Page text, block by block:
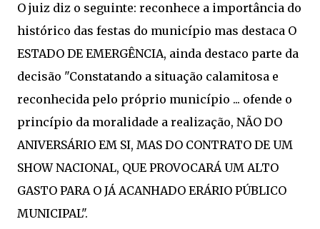
O juiz diz o seguinte: reconhece a importância do
histórico das festas do município mas destaca O
ESTADO DE EMERGÊNCIA, ainda destaco parte da
decisão "Constatando a situação calamitosa e
reconhecida pelo próprio município ... ofende o
princípio da moralidade a realização, NÃO DO
ANIVERSÁRIO EM SI, MAS DO CONTRATO DE UM
SHOW NACIONAL, QUE PROVOCARÁ UM ALTO
GASTO PARA O JÁ ACANHADO ERÁRIO PÚBLICO
MUNICIPAL".